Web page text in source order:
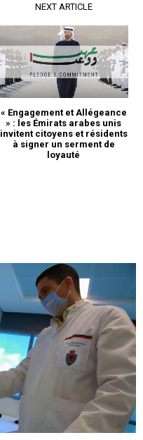
NEXT ARTICLE
« Engagement et Allégeance
» : les Émirats arabes unis
invitent citoyens et résidents
à signer un serment de
loyauté